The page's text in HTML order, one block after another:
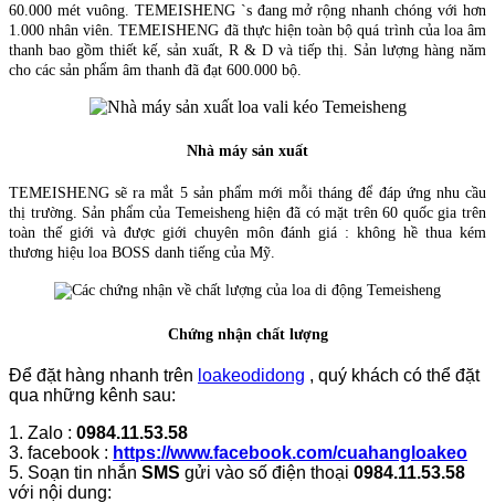
60.000 mét vuông. TEMEISHENG `s đang mở rộng nhanh chóng với hơn
1.000 nhân viên. TEMEISHENG đã thực hiện toàn bộ quá trình của loa âm
thanh bao gồm thiết kế, sản xuất, R & D và tiếp thị. Sản lượng hàng năm
cho các sản phẩm âm thanh đã đạt 600.000 bộ.
Nhà máy sản xuất
TEMEISHENG sẽ ra mắt 5 sản phẩm mới mỗi tháng để đáp ứng nhu cầu
thị trường. Sản phẩm của Temeisheng hiện đã có mặt trên 60 quốc gia trên
toàn thế giới và được giới chuyên môn đánh giá : không hề thua kém
thương hiệu loa BOSS danh tiếng của Mỹ.
Chứng nhận chất lượng
Để đặt hàng nhanh trên loakeodidong , quý khách có thể đặt
qua những kênh sau:
1. Zalo : 0984.11.53.58
3. facebook : https://www.facebook.com/cuahangloakeo
5. Soạn tin nhắn SMS gửi vào số điện thoại 0984.11.53.58
với nội dung: